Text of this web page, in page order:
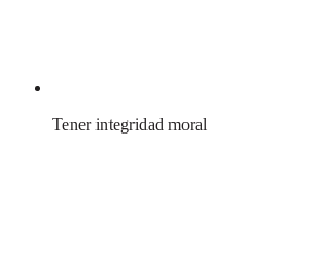
Tener integridad moral